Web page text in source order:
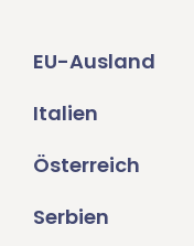
EU-Ausland
Italien
Österreich
Serbien